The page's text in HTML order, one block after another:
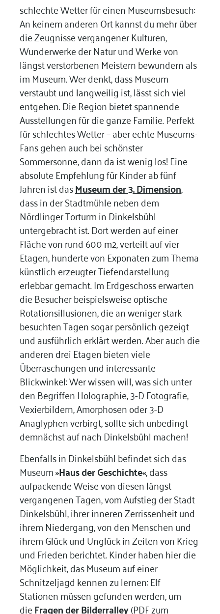
schlechte Wetter für einen Museumsbesuch:
An keinem anderen Ort kannst du mehr über
die Zeugnisse vergangener Kulturen,
Wunderwerke der Natur und Werke von
längst verstorbenen Meistern bewundern als
im Museum. Wer denkt, dass Museum
verstaubt und langweilig ist, lässt sich viel
entgehen. Die Region bietet spannende
Ausstellungen für die ganze Familie. Perfekt
für schlechtes Wetter – aber echte Museums-
Fans gehen auch bei schönster
Sommersonne, dann da ist wenig los! Eine
absolute Empfehlung für Kinder ab fünf
Jahren ist dasMuseum der 3. Dimension,
dass in der Stadtmühle neben dem
Nördlinger Torturm in Dinkelsbühl
untergebracht ist. Dort werden auf einer
Fläche von rund 600 m2, verteilt auf vier
Etagen, hunderte von Exponaten zum Thema
künstlich erzeugter Tiefendarstellung
erlebbar gemacht. Im Erdgeschoss erwarten
die Besucher beispielsweise optische
Rotationsillusionen, die an weniger stark
besuchten Tagen sogar persönlich gezeigt
und ausführlich erklärt werden. Aber auch die
anderen drei Etagen bieten viele
Überraschungen und interessante
Blickwinkel: Wer wissen will, was sich unter
den Begriffen Holographie, 3-D Fotografie,
Vexierbildern, Amorphosen oder 3-D
Anaglyphen verbirgt, sollte sich unbedingt
demnächst auf nach Dinkelsbühl machen!
Ebenfalls in Dinkelsbühl befindet sich das
Museum»Haus der Geschichte«, dass
aufpackende Weise von diesen längst
vergangenen Tagen, vom Aufstieg der Stadt
Dinkelsbühl, ihrer inneren Zerrissenheit und
ihrem Niedergang, von den Menschen und
ihrem Glück und Unglück in Zeiten von Krieg
und Frieden berichtet. Kinder haben hier die
Möglichkeit, das Museum auf einer
Schnitzeljagd kennen zu lernen: Elf
Stationen müssen gefunden werden, um
dieFragen der Bilderralley(PDF zum